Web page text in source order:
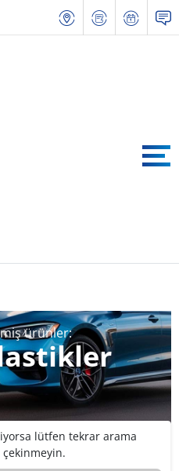
ürünler:
lütfen tekrar arama